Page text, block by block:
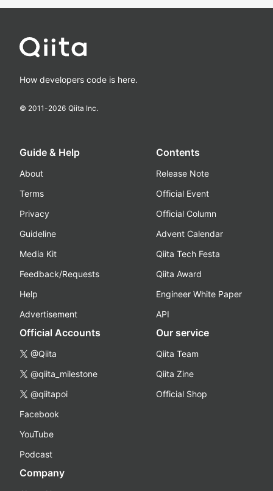
How developers code is here.
© 2011-2026 Qiita Inc.
Guide & Help
About
Terms
Privacy
Guideline
Media Kit
Feedback/Requests
Help
Advertisement
Contents
Release Note
Official Event
Official Column
Advent Calendar
Qiita Tech Festa
Qiita Award
Engineer White Paper
API
Official Accounts
@Qiita
@qiita_milestone
@qiitapoi
Facebook
YouTube
Podcast
Our service
Qiita Team
Qiita Zine
Official Shop
Company